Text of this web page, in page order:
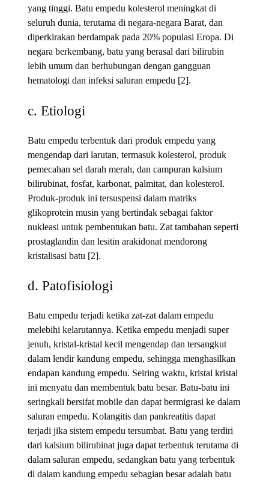
yang tinggi. Batu empedu kolesterol meningkat di
seluruh dunia, terutama di negara-negara Barat, dan
diperkirakan berdampak pada 20% populasi Eropa. Di
negara berkembang, batu yang berasal dari bilirubin
lebih umum dan berhubungan dengan gangguan
hematologi dan infeksi saluran empedu [2].
c. Etiologi
Batu empedu terbentuk dari produk empedu yang
mengendap dari larutan, termasuk kolesterol, produk
pemecahan sel darah merah, dan campuran kalsium
bilirubinat, fosfat, karbonat, palmitat, dan kolesterol.
Produk-produk ini tersuspensi dalam matriks
glikoprotein musin yang bertindak sebagai faktor
nukleasi untuk pembentukan batu. Zat tambahan seperti
prostaglandin dan lesitin arakidonat mendorong
kristalisasi batu [2].
d. Patofisiologi
Batu empedu terjadi ketika zat-zat dalam empedu
melebihi kelarutannya. Ketika empedu menjadi super
jenuh, kristal-kristal kecil mengendap dan tersangkut
dalam lendir kandung empedu, sehingga menghasilkan
endapan kandung empedu. Seiring waktu, kristal kristal
ini menyatu dan membentuk batu besar. Batu-batu ini
seringkali bersifat mobile dan dapat bermigrasi ke dalam
saluran empedu. Kolangitis dan pankreatitis dapat
terjadi jika sistem empedu tersumbat. Batu yang terdiri
dari kalsium bilirubinat juga dapat terbentuk terutama di
dalam saluran empedu, sedangkan batu yang terbentuk
di dalam kandung empedu sebagian besar adalah batu